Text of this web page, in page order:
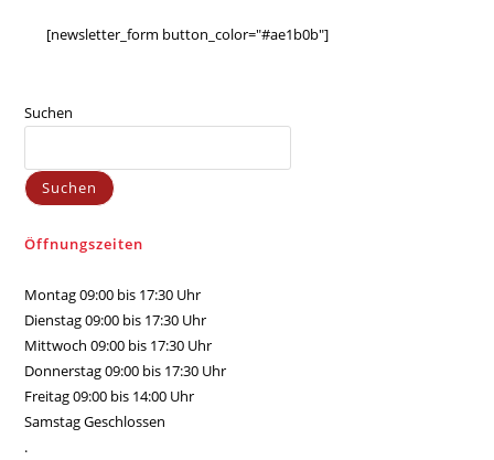
[newsletter_form button_color="#ae1b0b"]
Suchen
Suchen
Öffnungszeiten
Montag 09:00 bis 17:30 Uhr
Dienstag 09:00 bis 17:30 Uhr
Mittwoch 09:00 bis 17:30 Uhr
Donnerstag 09:00 bis 17:30 Uhr
Freitag 09:00 bis 14:00 Uhr
Samstag Geschlossen
.